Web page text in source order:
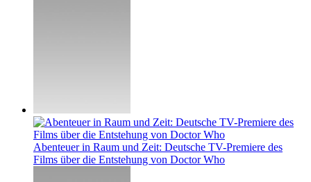
Abenteuer in Raum und Zeit: Deutsche TV-Premiere des
Films über die Entstehung von Doctor Who